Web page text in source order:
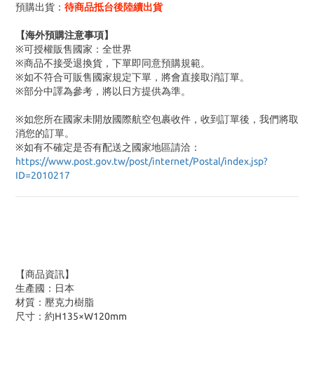
預購出貨： 待商品抵台後陸續出貨
【海外預購注意事項】
※可授權販售國家：全世界
※商品不接受退換貨，下單即同意預購規範。
※如不符合可販售國家規定下單，將會直接取消訂單。
※部分中譯為參考，將以日方提供為準。
※如您所在國家未開放國際航空包裹收件，收到訂單後，我們將取
消您的訂單。
※如有不確定是否有配送之國家地區請洽：
https://www.post.gov.tw/post/internet/Postal/index.jsp?
ID=2010217
【商品資訊】
生產國：日本
材質：壓克力樹脂
尺寸：約H135×W120mm